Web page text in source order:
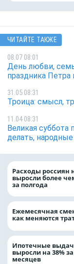
ЧИТАЙТЕ ТАКЖЕ
08.07 08:01
День любви,
праздника
31.05 08:31
Троица: смысл,
11.04 08:31
Великая суббота
делать,
Расходы россиян
выросли более
за полгода
Ежемесячная
как меняются
Ипотечные
выросли на 38%
месяцев